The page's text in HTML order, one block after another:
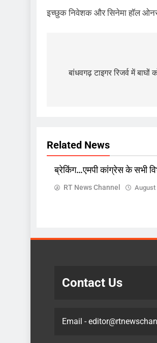
इच्छुक निवेशक और सिनेमा हॉल
navigation
बांधवगढ़ टाइगर रिजर्व में
Related News
ब्रेकिंग…एमपी कांग्रेस के सभी
RT News Channel August
भंग..
Contact Us
Email -